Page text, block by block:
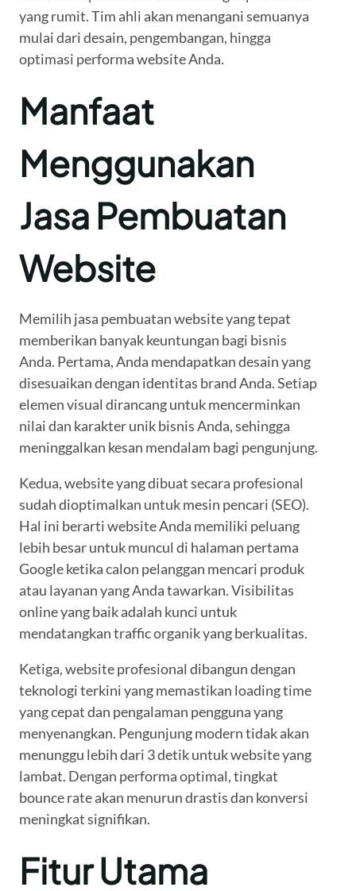
yang rumit. Tim ahli akan menangani semuanya
mulai dari desain, pengembangan, hingga
optimasi performa website Anda.
Manfaat
Menggunakan
Jasa Pembuatan
Website
Memilih jasa pembuatan website yang tepat
memberikan banyak keuntungan bagi bisnis
Anda. Pertama, Anda mendapatkan desain yang
disesuaikan dengan identitas brand Anda. Setiap
elemen visual dirancang untuk mencerminkan
nilai dan karakter unik bisnis Anda, sehingga
meninggalkan kesan mendalam bagi pengunjung.
Kedua, website yang dibuat secara profesional
sudah dioptimalkan untuk mesin pencari (SEO).
Hal ini berarti website Anda memiliki peluang
lebih besar untuk muncul di halaman pertama
Google ketika calon pelanggan mencari produk
atau layanan yang Anda tawarkan. Visibilitas
online yang baik adalah kunci untuk
mendatangkan traffic organik yang berkualitas.
Ketiga, website profesional dibangun dengan
teknologi terkini yang memastikan loading time
yang cepat dan pengalaman pengguna yang
menyenangkan. Pengunjung modern tidak akan
menunggu lebih dari 3 detik untuk website yang
lambat. Dengan performa optimal, tingkat
bounce rate akan menurun drastis dan konversi
meningkat signifikan.
Fitur Utama